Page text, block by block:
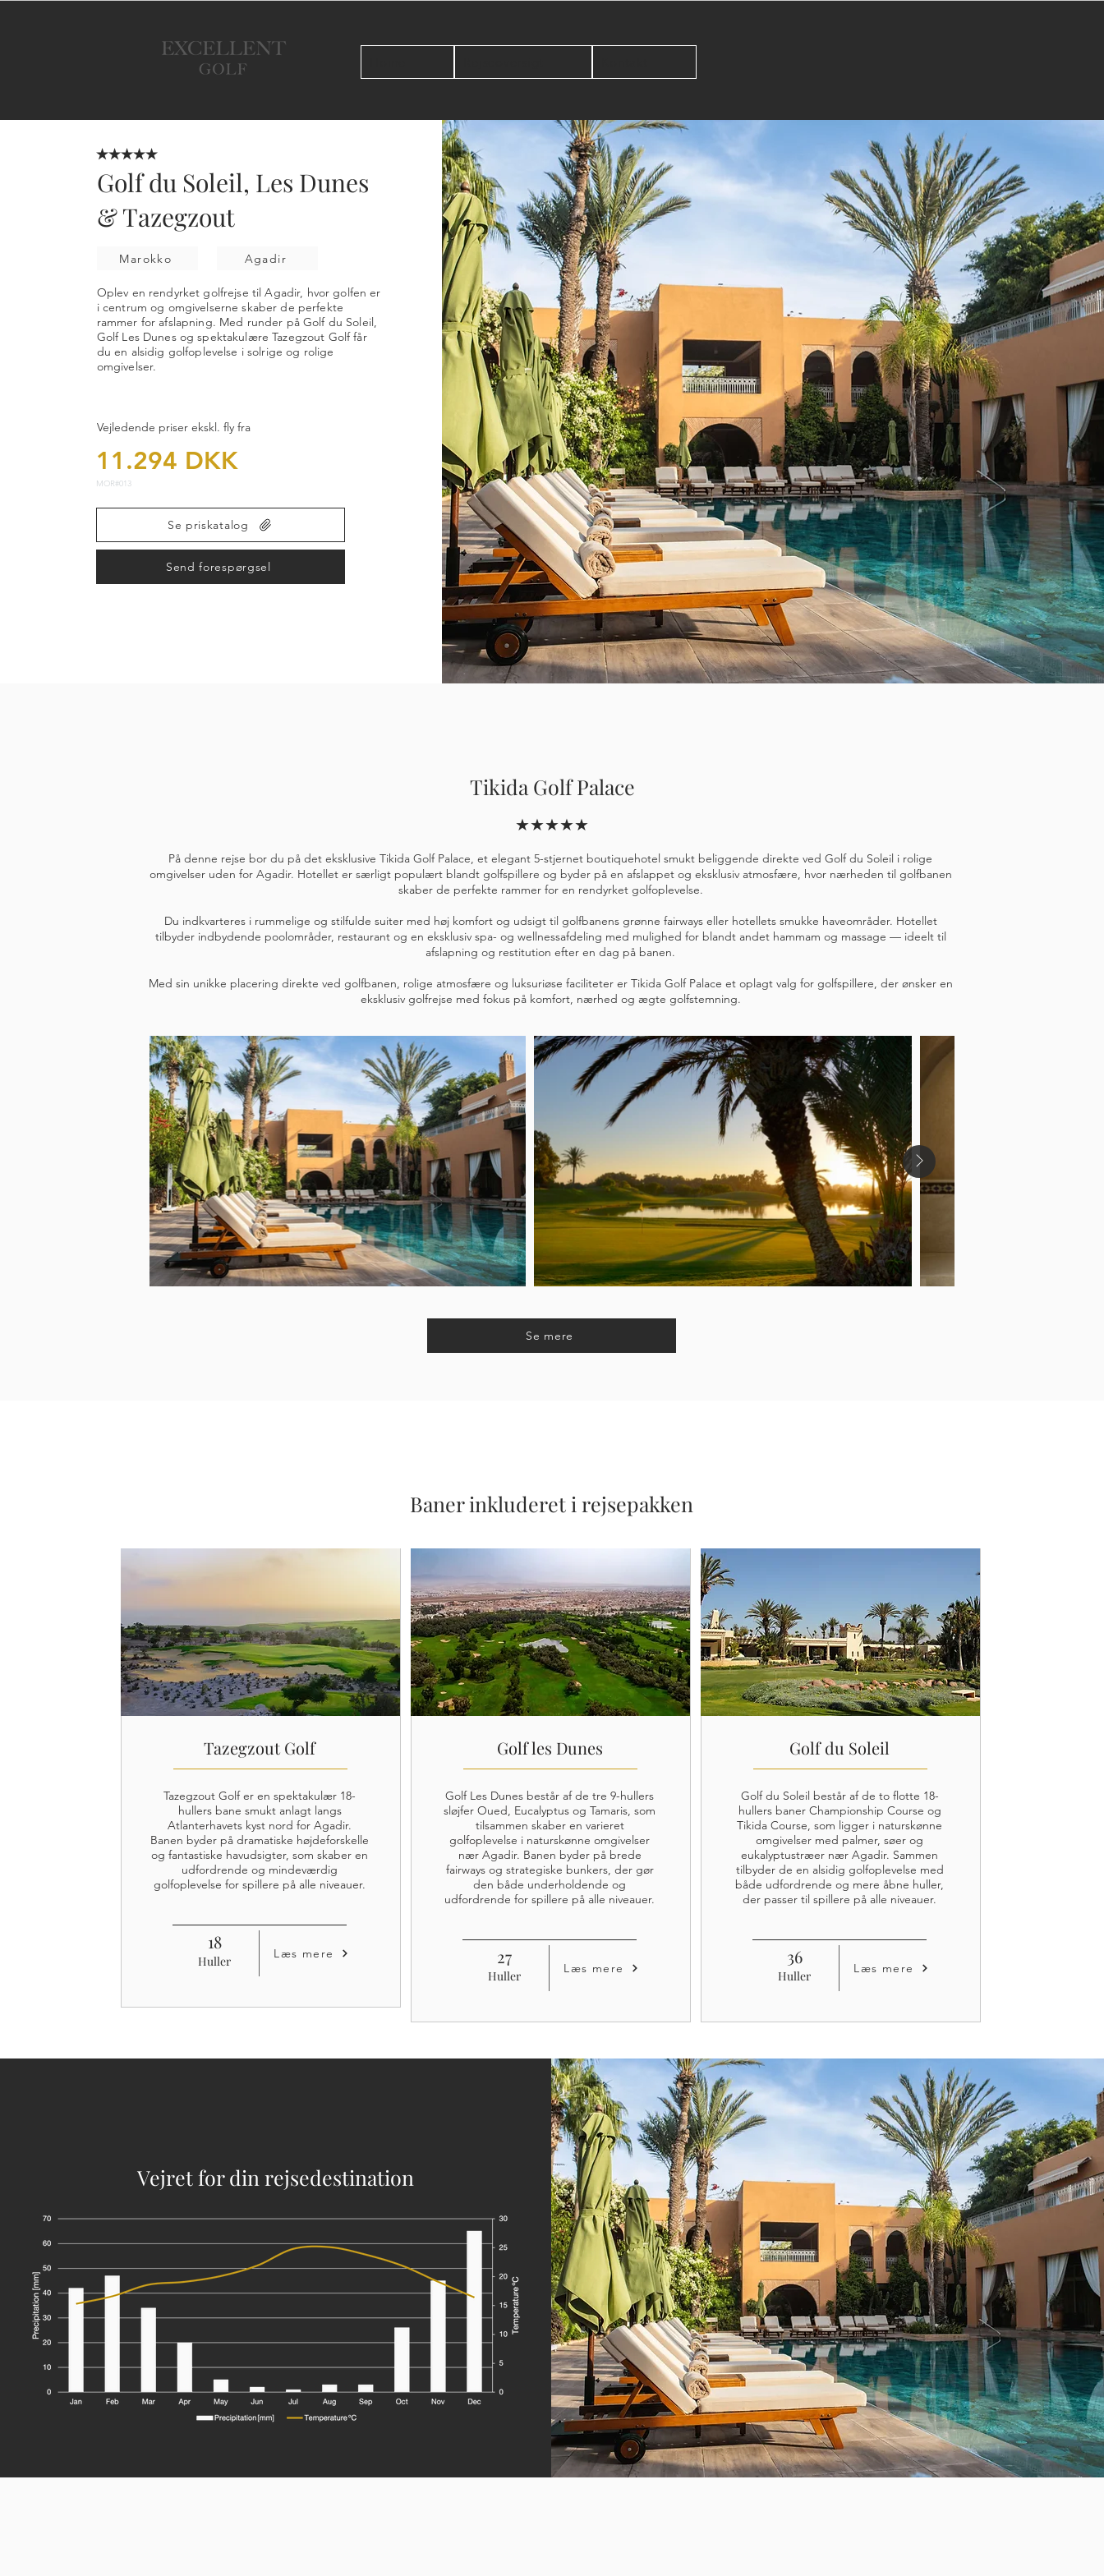
★★★★★
Golf du Soleil, Les Dunes
& Tazegzout
Marokko Agadir
Oplev en rendyrket golfrejse til Agadir, hvor golfen er
i centrum og omgivelserne skaber de perfekte
rammer for afslapning. Med runder på Golf du Soleil,
Golf Les Dunes og spektakulære Tazegzout Golf får
du en alsidig golfoplevelse i solrige og rolige
omgivelser.
Vejledende priser ekskl. fly fra
11.294 DKK
MOR#013
Se priskatalog
Send forespørgsel
Tikida Golf Palace
★★★★★
På denne rejse bor du på det eksklusive Tikida Golf Palace, et elegant 5-stjernet boutiquehotel smukt beliggende direkte ved Golf du Soleil i rolige
omgivelser uden for Agadir. Hotellet er særligt populært blandt golfspillere og byder på en afslappet og eksklusiv atmosfære, hvor nærheden til golfbanen
skaber de perfekte rammer for en rendyrket golfoplevelse.
Du indkvarteres i rummelige og stilfulde suiter med høj komfort og udsigt til golfbanens grønne fairways eller hotellets smukke haveområder. Hotellet
tilbyder indbydende poolområder, restaurant og en eksklusiv spa- og wellnessafdeling med mulighed for blandt andet hammam og massage — ideelt til
afslapning og restitution efter en dag på banen.
Med sin unikke placering direkte ved golfbanen, rolige atmosfære og luksuriøse faciliteter er Tikida Golf Palace et oplagt valg for golfspillere, der ønsker en
eksklusiv golfrejse med fokus på komfort, nærhed og ægte golfstemning.
Se mere
Baner inkluderet i rejsepakken
Tazegzout Golf
Tazegzout Golf er en spektakulær 18-
hullers bane smukt anlagt langs
Atlanterhavets kyst nord for Agadir.
Banen byder på dramatiske højdeforskelle
og fantastiske havudsigter, som skaber en
udfordrende og mindeværdig
golfoplevelse for spillere på alle niveauer.
18
Huller Læs mere
Golf les Dunes
Golf Les Dunes består af de tre 9-hullers
sløjfer Oued, Eucalyptus og Tamaris, som
tilsammen skaber en varieret
golfoplevelse i naturskønne omgivelser
nær Agadir. Banen byder på brede
fairways og strategiske bunkers, der gør
den både underholdende og
udfordrende for spillere på alle niveauer.
27
Huller Læs mere
Golf du Soleil
Golf du Soleil består af de to flotte 18-
hullers baner Championship Course og
Tikida Course, som ligger i naturskønne
omgivelser med palmer, søer og
eukalyptustræer nær Agadir. Sammen
tilbyder de en alsidig golfoplevelse med
både udfordrende og mere åbne huller,
der passer til spillere på alle niveauer.
36
Huller Læs mere
Vejret for din rejsedestination